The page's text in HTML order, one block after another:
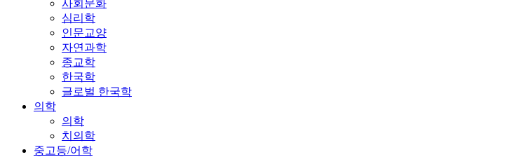
사회문화
심리학
인문교양
자연과학
종교학
한국학
글로벌 한국학
의학
의학
치의학
중고등/어학